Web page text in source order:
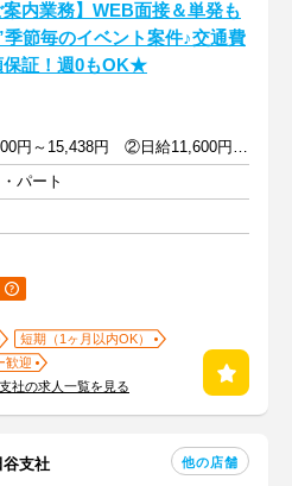
案内業務】WEB面接＆単発も
季節毎のイベント案件♪交通費
保証！週0もOK★
①日給13,000円～15,438円 ②日給11,600円～13,550円
パート
短期（1ヶ月以内OK）
歓迎
社の求人一覧を見る
支社 他の店舗